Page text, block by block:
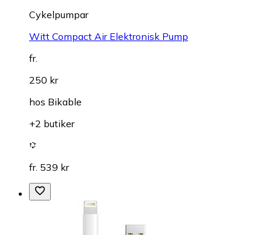
Cykelpumpar
Witt Compact Air Elektronisk Pump
fr.
250 kr
hos Bikable
+2 butiker
fr. 539 kr